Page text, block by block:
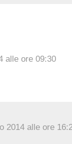
alle ore 09:30
2014 alle ore